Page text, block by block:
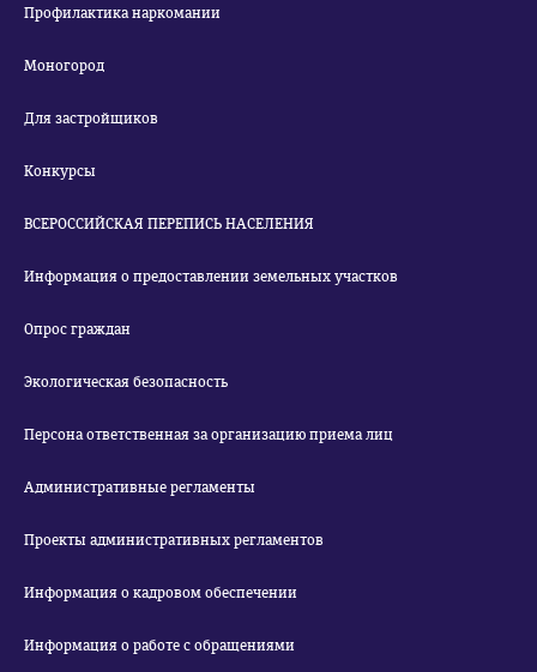
Профилактика наркомании
Моногород
Для застройщиков
Конкурсы
ВСЕРОССИЙСКАЯ ПЕРЕПИСЬ НАСЕЛЕНИЯ
Информация о предоставлении земельных участков
Опрос граждан
Экологическая безопасность
Персона ответственная за организацию приема лиц
Административные регламенты
Проекты административных регламентов
Информация о кадровом обеспечении
Информация о работе с обращениями